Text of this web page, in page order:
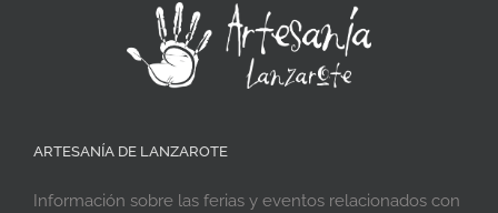
ARTESANÍA DE LANZAROTE
Información sobre las ferias y eventos relacionados con